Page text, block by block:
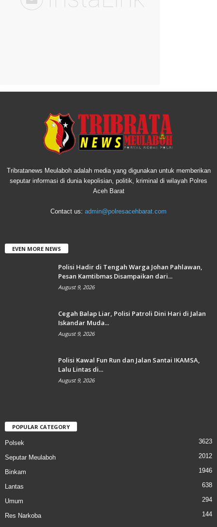
Tribratanews Meulaboh adalah media yang digunakan untuk memberikan
seputar informasi di dunia kepolisian, politik, kriminal di wilayah Polres
Aceh Barat
Contact us: admin@polresacehbarat.com
EVEN MORE NEWS
Polisi Hadir di Tengah Warga Johan Pahlawan,
Pesan Kamtibmas Disampaikan dari...
August 9, 2026
Cegah Balap Liar, Polisi Patroli Dini Hari di Jalan
Iskandar Muda...
August 9, 2026
Polisi Kawal Fun Run dan Jalan Santai IKAMSA,
Lalu Lintas di...
August 9, 2026
POPULAR CATEGORY
Polsek 3623
Seputar Meulaboh 2012
Binkam 1946
Lantas 638
Umum 294
Res Narkoba 144